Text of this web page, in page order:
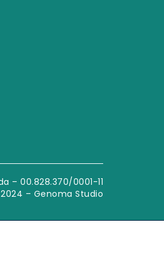
– 00.828.370/0001-11
– Genoma Studio